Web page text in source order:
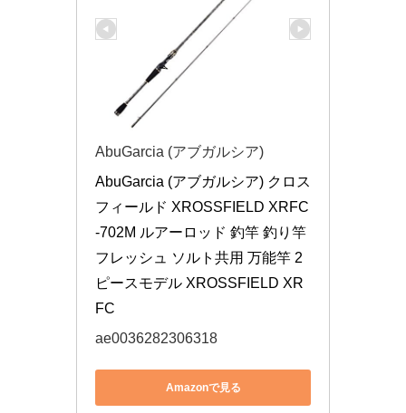
AbuGarcia (アブガルシア)
AbuGarcia (アブガルシア) クロス
フィールド XROSSFIELD XRFC
-702M ルアーロッド 釣竿 釣り竿
フレッシュ ソルト共用 万能竿 2
ピースモデル XROSSFIELD XR
FC
ae0036282306318
Amazonで見る